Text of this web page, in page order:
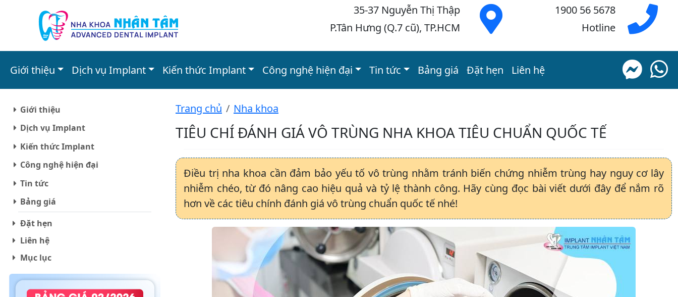
35-37 Nguyễn Thị Thập
P.Tân Hưng (Q.7 cũ), TP.HCM
1900 56 5678
Hotline
Giới thiệu Dịch vụ Implant Kiến thức Implant Công nghệ hiện đại Tin tức Bảng giá Đặt hẹn Liên hệ
Giới thiệu
Dịch vụ Implant
Kiến thức Implant
Công nghệ hiện đại
Tin tức
Bảng giá
Đặt hẹn
Liên hệ
Mục lục
Trang chủ Nha khoa
TIÊU CHÍ ĐÁNH GIÁ VÔ TRÙNG NHA KHOA TIÊU CHUẨN QUỐC TẾ
Điều trị nha khoa cần đảm bảo yếu tố vô trùng nhằm tránh biến chứng nhiễm trùng hay nguy cơ lây
nhiễm chéo, từ đó nâng cao hiệu quả và tỷ lệ thành công. Hãy cùng đọc bài viết dưới đây để nắm rõ
hơn về các tiêu chính đánh giá vô trùng chuẩn quốc tế nhé!